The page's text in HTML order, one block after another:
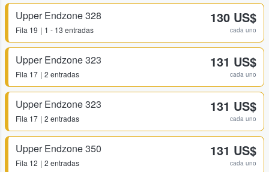
Upper Endzone 328
Fila 19 1 - 13 entradas
130 US$
cada uno
Upper Endzone 323
Fila 17 2 entradas
131 US$
cada uno
Upper Endzone 323
Fila 17 2 entradas
131 US$
cada uno
Upper Endzone 350
Fila 12 2 entradas
131 US$
cada uno